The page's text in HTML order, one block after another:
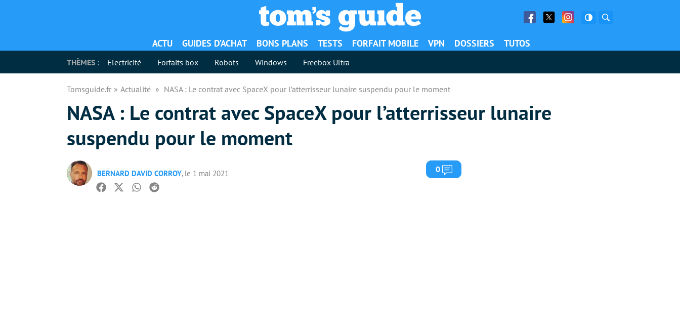
Facebook
Twitter Facebook
ACTU GUIDES D’ACHAT BONS PLANS TESTS FORFAIT MOBILE VPN DOSSIERS TUTOS
THÈMES : Electricité Forfaits box Robots Windows Freebox Ultra
Tomsguide.fr Actualité NASA : Le contrat avec SpaceX pour l’atterrisseur lunaire suspendu pour le moment
NASA : Le contrat avec SpaceX pour l’atterrisseur lunaire
suspendu pour le moment
BERNARD DAVID CORROY, le 1 mai 2021 0 Commentaires
Facebook
TwitterWhatsapp
Reddit